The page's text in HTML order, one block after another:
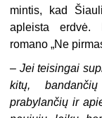
mintis, kad
apleista erdvė.
romano „Ne
– Jei teisingai
kitų,
prabylančių ir